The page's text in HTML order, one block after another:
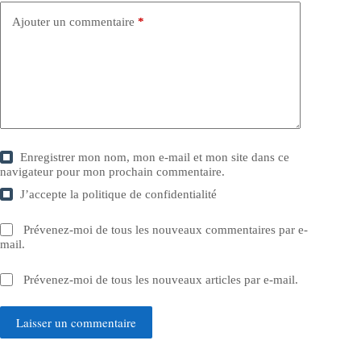
Ajouter un commentaire *
Enregistrer mon nom, mon e-mail et mon site dans ce
navigateur pour mon prochain commentaire.
J’accepte lapolitique de confidentialité
Prévenez-moi de tous les nouveaux commentaires par e-
mail.
Prévenez-moi de tous les nouveaux articles par e-mail.
Laisser un commentaire